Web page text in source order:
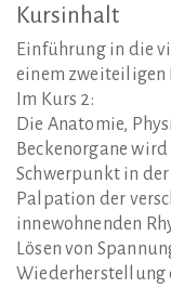
Kursinhalt
Einführung in die
einem zweiteiligen
Im Kurs 2:
Die Anatomie,
Beckenorgane
Schwerpunkt in der
Palpation der
innewohnenden
Lösen von
Wiederherstellung